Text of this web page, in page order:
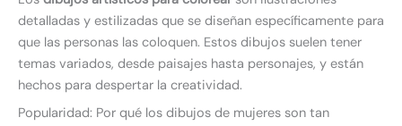
detalladas y estilizadas que se diseñan específicamente para
que las personas las coloquen. Estos dibujos suelen tener
temas variados, desde paisajes hasta personajes, y están
hechos para despertar la creatividad.
Popularidad: Por qué los dibujos de mujeres son tan